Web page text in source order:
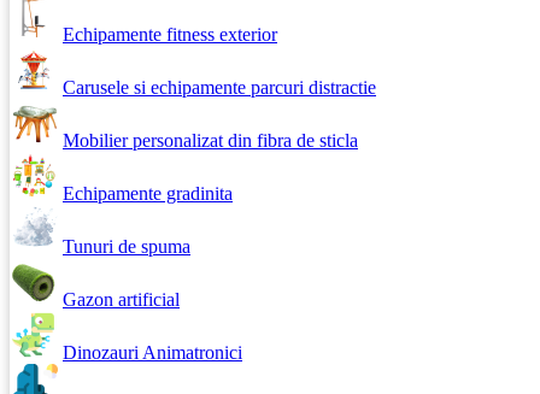
Echipamente fitness exterior
Carusele si echipamente parcuri distractie
Mobilier personalizat din fibra de sticla
Echipamente gradinita
Tunuri de spuma
Gazon artificial
Dinozauri Animatronici